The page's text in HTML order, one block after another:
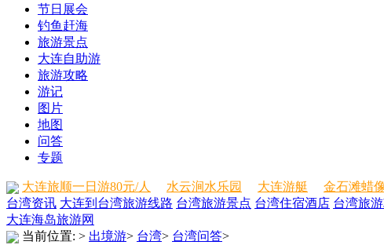
节日展会
钓鱼赶海
旅游景点
大连自助游
旅游攻略
游记
图片
地图
问答
专题
大连旅顺一日游80元/人 水云涧水乐园 大连游艇 金石滩蜡
台湾资讯 大连到台湾旅游线路 台湾旅游景点 台湾住宿酒店 台湾旅
大连海岛旅游网
当前位置: > 出境游> 台湾> 台湾问答>